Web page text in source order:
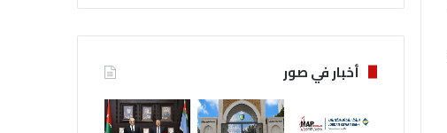
أخبار في صور